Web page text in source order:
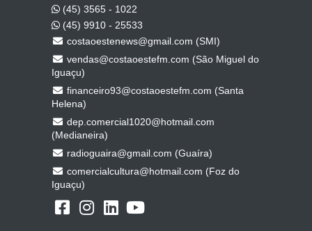
(45) 3565 - 1022
(45) 9910 - 25533
costaoestenews@gmail.com (SMI)
vendas@costaoestefm.com (São Miguel do
Iguaçu)
financeiro93@costaoestefm.com (Santa
Helena)
dep.comercial1020@hotmail.com
(Medianeira)
radioguaira@gmail.com (Guaíra)
comercialcultura@hotmail.com (Foz do
Iguaçu)